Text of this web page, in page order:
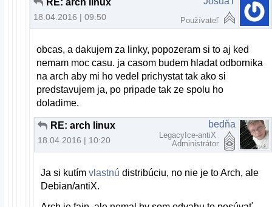
RE: arch linux
18.04.2016 | 09:50 Používateľ
obcas, a dakujem za linky, popozeram si to aj ked
nemam moc casu. ja casom budem hladat odbornika
na arch aby mi ho vedel prichystat tak ako si
predstavujem ja, po pripade tak ze spolu ho
doladime.
RE: arch linux
18.04.2016 | 10:20
bedňa
LegacyIce-antiX
Administrátor
Ja si kutímvlastnú distribúciu, no nie je to Arch, ale
Debian/antiX.